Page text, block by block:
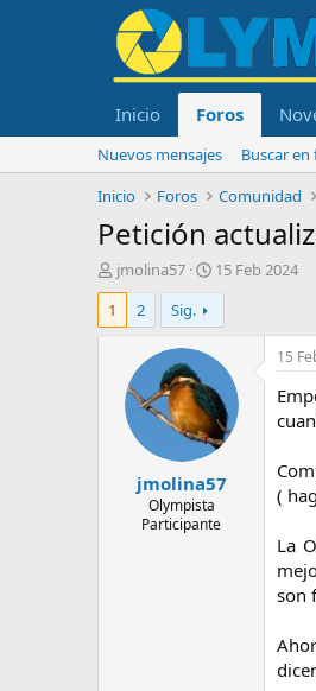
Inicio Foros
Nuevos mensajes
Buscar en
Inicio
Foros Comunidad
Petición
I
n
c
jmolina57
F
e
h
a
e
i
n
c
o
15 Feb 2024
1
2 Sig.
jmolina57
Olympista
Participante
15
(
La
son